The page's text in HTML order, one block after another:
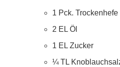
1 Pck. Trockenhefe
2 EL Öl
1 EL Zucker
¼ TL